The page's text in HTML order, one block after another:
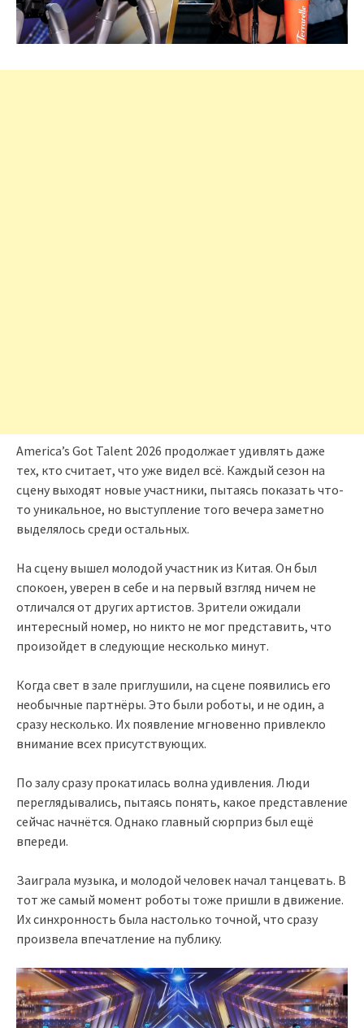
America’s Got Talent 2026 продолжает удивлять даже
тех, кто считает, что уже видел всё. Каждый сезон на
сцену выходят новые участники, пытаясь показать что-
то уникальное, но выступление того вечера заметно
выделялось среди остальных.
На сцену вышел молодой участник из Китая. Он был
спокоен, уверен в себе и на первый взгляд ничем не
отличался от других артистов. Зрители ожидали
интересный номер, но никто не мог представить, что
произойдет в следующие несколько минут.
Когда свет в зале приглушили, на сцене появились его
необычные партнёры. Это были роботы, и не один, а
сразу несколько. Их появление мгновенно привлекло
внимание всех присутствующих.
По залу сразу прокатилась волна удивления. Люди
переглядывались, пытаясь понять, какое представление
сейчас начнётся. Однако главный сюрприз был ещё
впереди.
Заиграла музыка, и молодой человек начал танцевать. В
тот же самый момент роботы тоже пришли в движение.
Их синхронность была настолько точной, что сразу
произвела впечатление на публику.